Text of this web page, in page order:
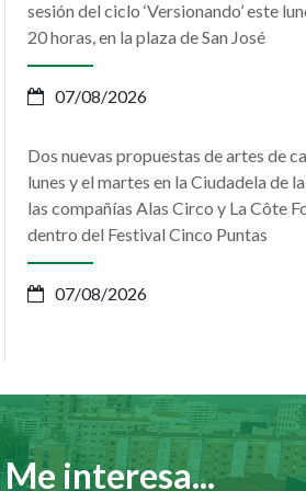
sesión del ciclo ‘Versionando’ este
20 horas, en la plaza de San José
07/08/2026
Dos nuevas propuestas de artes de
lunes y el martes en la Ciudadela de
las compañías Alas Circo y La Côte
dentro del Festival Cinco Puntas
07/08/2026
Me interesa...